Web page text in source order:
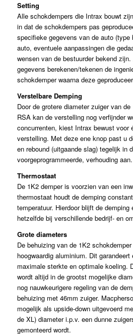
Setting
Alle schokdempers die Intrax bouwt
in dat de schokdempers pas
specifieke gegevens van de auto (type
auto, eventuele aanpassingen die
wensen van de bestuurder bekend
gegevens berekenen/tekenen de
schokdemper waarna deze
Verstelbare Demping
Door de grotere diameter zuiger van
RSA kan de verstelling nog verfijnder
concurrenten, kiest Intrax bewust voor
verstelling. Met deze ene knop past u
en rebound (uitgaande slag) tegelijk in
voorgeprogrammeerde, verhouding aan.
Thermostaat
De 1K2 demper is voorzien van een
thermostaat houdt de demping
temperatuur. Hierdoor blijft de demping
hetzelfde bij verschillende bedrijf- en
Grote diameters
De behuizing van de 1K2
hoogwaardig aluminium. Dit
maximale sterkte en optimale koeling.
wordt altijd in de grootst mogelijke
nog nauwkeurigere regeling van de
behuizing met 46mm zuiger.
mogelijk als upside-down uitgevoerd
de XL) diameter i.p.v. een dunne
gemonteerd wordt.